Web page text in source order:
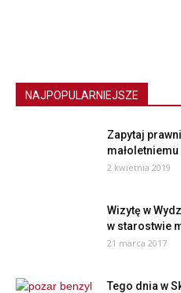
NAJPOPULARNIEJSZE
Zapytaj
2 kwietnia 2019
Wizytę w
w starostwie
21 marca 2017
Tego dnia w